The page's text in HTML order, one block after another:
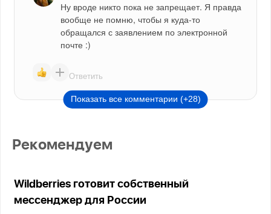
Ну вроде никто пока не запрещает. Я правда
вообще не помню, чтобы я куда-то
обращался с заявлением по электронной
почте :)
Ответить
Показать все комментарии (+28)
Рекомендуем
Wildberries готовит собственный
мессенджер для России